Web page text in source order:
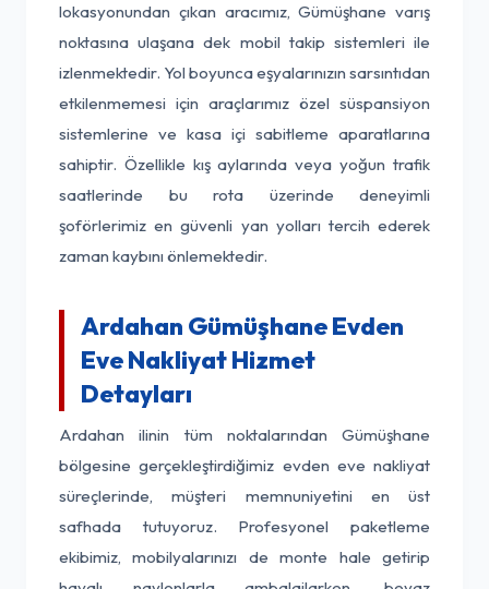
lokasyonundan çıkan aracımız, Gümüşhane varış
noktasına ulaşana dek mobil takip sistemleri ile
izlenmektedir. Yol boyunca eşyalarınızın sarsıntıdan
etkilenmemesi için araçlarımız özel süspansiyon
sistemlerine ve kasa içi sabitleme aparatlarına
sahiptir. Özellikle kış aylarında veya yoğun trafik
saatlerinde bu rota üzerinde deneyimli
şoförlerimiz en güvenli yan yolları tercih ederek
zaman kaybını önlemektedir.
Ardahan Gümüşhane Evden
Eve Nakliyat Hizmet
Detayları
Ardahan ilinin tüm noktalarından Gümüşhane
bölgesine gerçekleştirdiğimiz evden eve nakliyat
süreçlerinde, müşteri memnuniyetini en üst
safhada tutuyoruz. Profesyonel paketleme
ekibimiz, mobilyalarınızı de monte hale getirip